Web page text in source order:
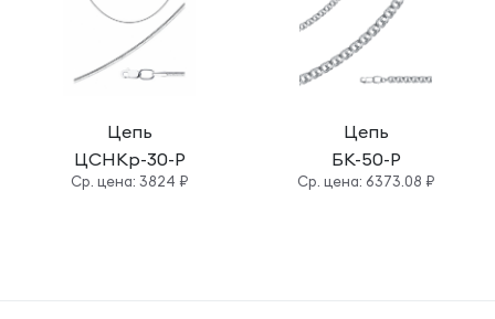
Цепь
ЦСНКр-30-Р
Cр. цена: 3824 ₽
Цепь
БК-50-Р
Cр. цена: 6373.08 ₽